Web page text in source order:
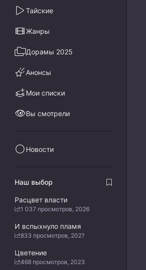
Тайские
Жанры
Дорамы 2025
Анонсы
Мои списки
Вы смотрели
Новости
Наш выбор
Расцвет власти
1 037 просмотров, 2026
И вспыхнуло пламя
833 просмотров, 202?
Цветение
468 просмотров, 2023